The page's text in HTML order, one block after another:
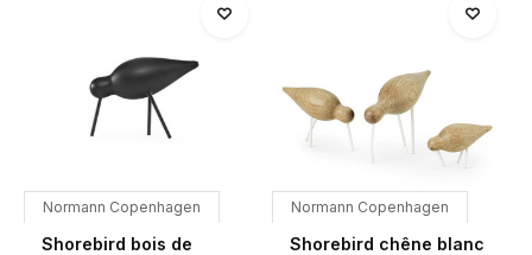
Normann Copenhagen
Shorebird bois de
Normann Copenhagen
Shorebird chêne blanc